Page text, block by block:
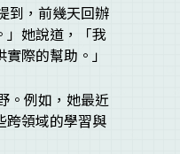
到，前幾天回辦
」她說道，「我
際的幫助。」
。例如，她最近
跨領域的學習與